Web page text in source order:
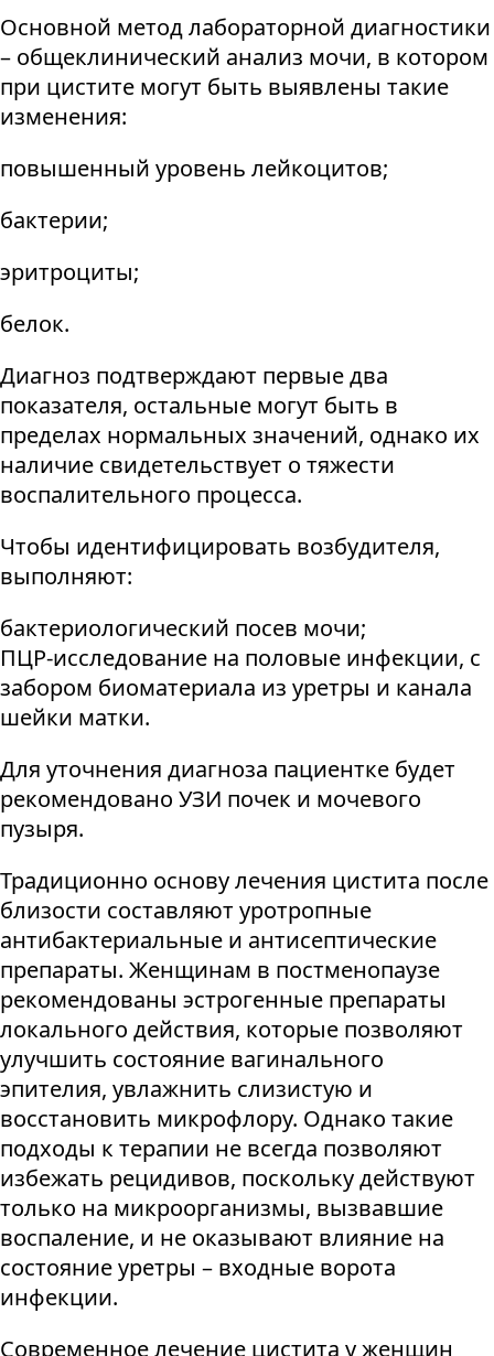
Основной метод лабораторной диагностики
– общеклинический анализ мочи, в котором
при цистите могут быть выявлены такие
изменения:
повышенный уровень лейкоцитов;
бактерии;
эритроциты;
белок.
Диагноз подтверждают первые два
показателя, остальные могут быть в
пределах нормальных значений, однако их
наличие свидетельствует о тяжести
воспалительного процесса.
Чтобы идентифицировать возбудителя,
выполняют:
бактериологический посев мочи;
ПЦР-исследование на половые инфекции, с
забором биоматериала из уретры и канала
шейки матки.
Для уточнения диагноза пациентке будет
рекомендовано УЗИ почек и мочевого
пузыря.
Традиционно основу лечения цистита после
близости составляют уротропные
антибактериальные и антисептические
препараты. Женщинам в постменопаузе
рекомендованы эстрогенные препараты
локального действия, которые позволяют
улучшить состояние вагинального
эпителия, увлажнить слизистую и
восстановить микрофлору. Однако такие
подходы к терапии не всегда позволяют
избежать рецидивов, поскольку действуют
только на микроорганизмы, вызвавшие
воспаление, и не оказывают влияние на
состояние уретры – входные ворота
инфекции.
Современное лечение цистита у женщин